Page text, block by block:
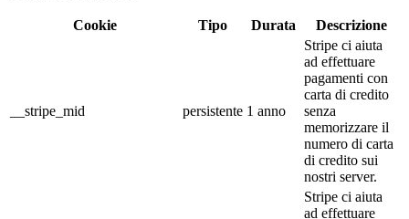
Cookie Tipo Durata Descrizione
__stripe_mid persistente 1 anno
Stripe ci aiuta
ad effettuare
pagamenti con
carta di credito
senza
memorizzare il
numero di carta
di credito sui
nostri server.
Stripe ci aiuta
ad effettuare